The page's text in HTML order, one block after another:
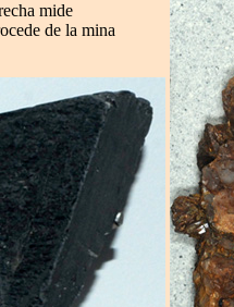
mide
de la mina